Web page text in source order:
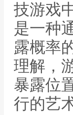
技游戏
是一种
露概率
理解，
暴露位
行的艺